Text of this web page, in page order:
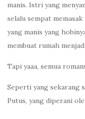
manis. Istri yang
selalu sempat memasak
yang manis yang
membuat rumah
Tapi yaaa, semua
Seperti yang sekarang
Putus, yang diperani